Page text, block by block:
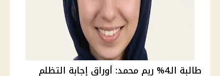
طالبة الـ4% ريم محمد: أوراق إجابة التظلم